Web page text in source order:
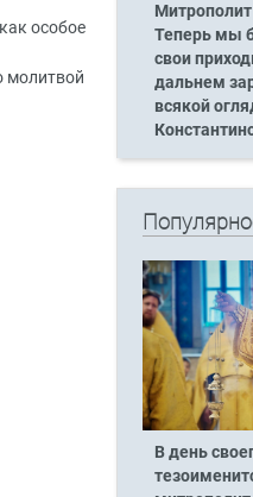
особое
молитвой
Теперь мы
свои
дальнем
всякой
В день